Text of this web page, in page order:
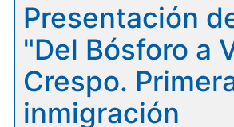
Presentación
"Del Bósforo a
Crespo.
inmigración